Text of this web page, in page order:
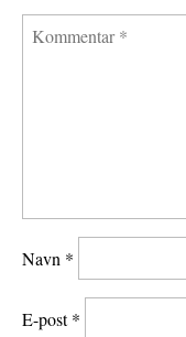
Navn *
E-post*